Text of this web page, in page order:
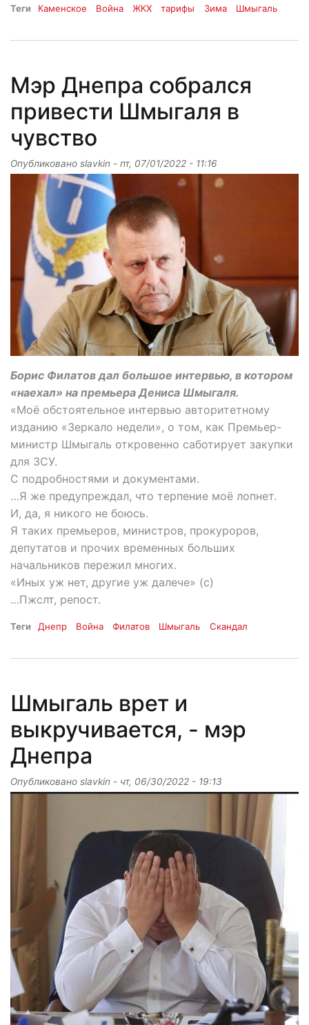
Теги Каменское Война ЖКХ тарифы Зима Шмыгаль
Мэр Днепра собрался
привести Шмыгаля в
чувство
Опубликовано slavkin - пт, 07/01/2022 - 11:16
Борис Филатов дал большое интервью, в котором
«наехал» на премьера Дениса Шмыгаля.
«Моё обстоятельное интервью авторитетному
изданию «Зеркало недели», о том, как Премьер-
министр Шмыгаль откровенно саботирует закупки
для ЗСУ.
С подробностями и документами.
…Я же предупреждал, что терпение моё лопнет.
И, да, я никого не боюсь.
Я таких премьеров, министров, прокуроров,
депутатов и прочих временных больших
начальников пережил многих.
«Иных уж нет, другие уж далече» (с)
…Пжслт, репост.
Теги Днепр Война Филатов Шмыгаль Скандал
Шмыгаль врет и
выкручивается, - мэр
Днепра
Опубликовано slavkin - чт, 06/30/2022 - 19:13